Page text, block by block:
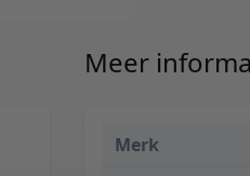
Meer
Merk